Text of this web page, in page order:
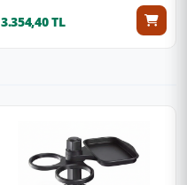
3.354,40 TL